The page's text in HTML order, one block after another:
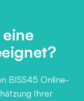
BISS45 Online-
Ihrer